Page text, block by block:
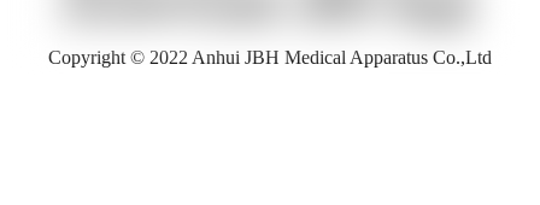
Copyright © 2022 Anhui JBH Medical Apparatus Co.,Ltd